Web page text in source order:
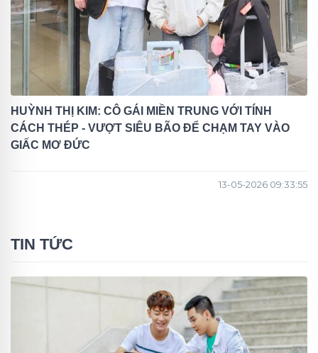
HUỲNH THỊ KIM: CÔ GÁI MIỀN TRUNG VỚI TÍNH
CÁCH THÉP - VƯỢT SIÊU BÃO ĐỂ CHẠM TAY VÀO
GIẤC MƠ ĐỨC
13-05-2026 09:33:55
TIN TỨC